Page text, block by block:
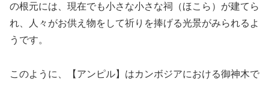
の根元には、現在でも小さな小さな祠（ほこら）が建てら
れ、人々がお供え物をして祈りを捧げる光景がみられるよ
うです。
このように、【アンピル】はカンボジアにおける御神木で